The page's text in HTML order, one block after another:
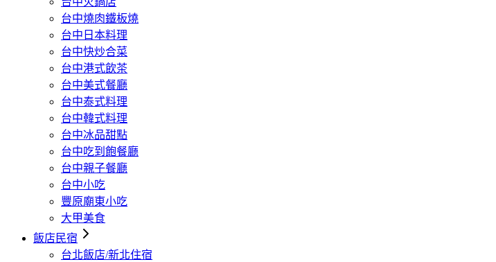
台中燒肉鐵板燒
台中日本料理
台中快炒合菜
台中港式飲茶
台中美式餐廳
台中泰式料理
台中韓式料理
台中冰品甜點
台中吃到飽餐廳
台中親子餐廳
台中小吃
豐原廟東小吃
大甲美食
飯店民宿
台北飯店/新北住宿